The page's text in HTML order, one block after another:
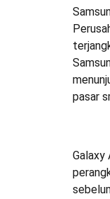
pasar
Galaxy